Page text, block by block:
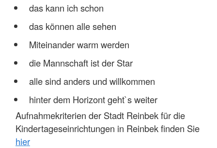
das kann ich schon
das können alle sehen
Miteinander warm werden
die Mannschaft ist der Star
alle sind anders und willkommen
hinter dem Horizont geht`s weiter
Aufnahmekriterien der Stadt Reinbek für die
Kindertageseinrichtungen in Reinbek finden Sie
hier